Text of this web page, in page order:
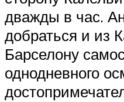
дважды в час.
добраться и из
Барселону
однодневного